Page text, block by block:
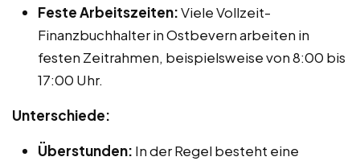
Feste Arbeitszeiten:Viele Vollzeit-
Finanzbuchhalter in Ostbevern arbeiten in
festen Zeitrahmen, beispielsweise von 8:00 bis
17:00 Uhr.
Unterschiede:
Überstunden: In der Regel besteht eine